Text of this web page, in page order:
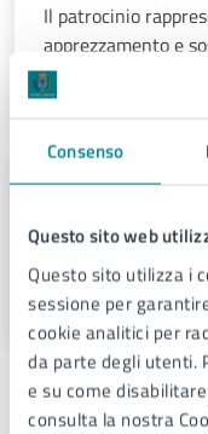
Consenso
Questo sito web
Questo sito utilizza i
sessione per
cookie analitici per
da parte degli utenti.
e su come
consulta la nostra
Il patrocinio
apprezzamento e
terzi ritenute
pubbliche, di
CULTURA E TEMPO
manifestazioni.
Sede